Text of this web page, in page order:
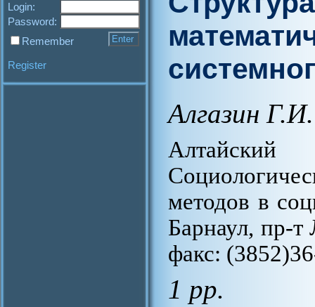
Login:
Password:
Remember
Register
Алгазин Г.И.
Алтайский
методов в
Барнаул, пр-
факс:
1 pp.